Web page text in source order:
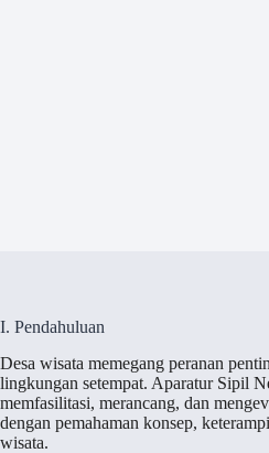
I. Pendahuluan
Desa wisata memegang peranan
lingkungan setempat. Aparatur Sipil
memfasilitasi, merancang, dan
dengan pemahaman konsep,
wisata.